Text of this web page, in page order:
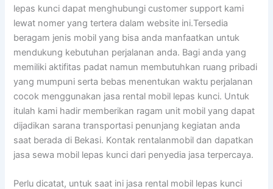
lepas kunci dapat menghubungi customer support kami
lewat nomer yang tertera dalam website ini.Tersedia
beragam jenis mobil yang bisa anda manfaatkan untuk
mendukung kebutuhan perjalanan anda. Bagi anda yang
memiliki aktifitas padat namun membutuhkan ruang pribadi
yang mumpuni serta bebas menentukan waktu perjalanan
cocok menggunakan jasa rental mobil lepas kunci. Untuk
itulah kami hadir memberikan ragam unit mobil yang dapat
dijadikan sarana transportasi penunjang kegiatan anda
saat berada di Bekasi. Kontak rentalanmobil dan dapatkan
jasa sewa mobil lepas kunci dari penyedia jasa terpercaya.
Perlu dicatat, untuk saat ini jasa rental mobil lepas kunci